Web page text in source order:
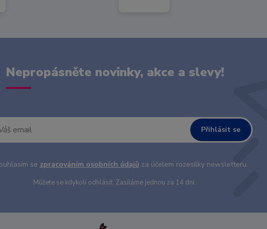
Nepropásněte novinky, akce a slevy!
Přihlásit se
se zpracováním osobních údajů za účelem rozesílky newsletteru.
Můžete se kdykoli odhlásit. Zasíláme jednou za 14 dní.